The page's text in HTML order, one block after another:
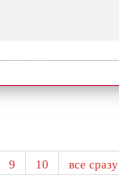
9 10 все сразу